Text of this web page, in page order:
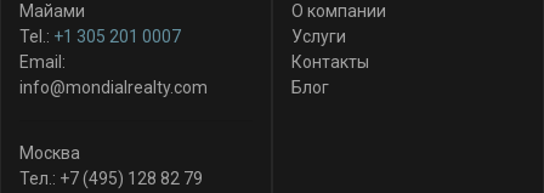
Майами
Tel.: +1 305 201 0007
Email:
info@mondialrealty.com
Москва
Тел.: +7 (495) 128 82 79
О компании
Услуги
Контакты
Блог